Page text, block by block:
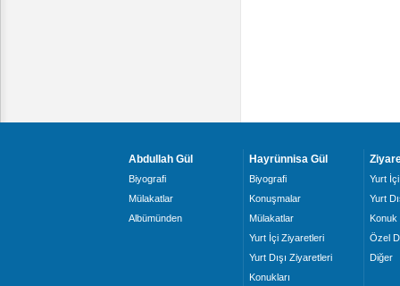
Abdullah Gül
Biyografi
Mülakatlar
Albümünden
Hayrünnisa Gül
Biyografi
Konuşmalar
Mülakatlar
Yurt İçi Ziyaretleri
Yurt Dışı Ziyaretleri
Konukları
Yurt İçi
Yurt
Konuk
Özel
Diğer